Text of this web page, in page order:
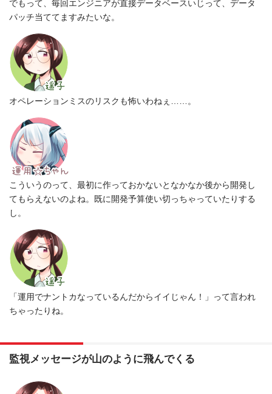
でもって、毎回エンジニアが直接データベースいじって、データ
パッチ当ててますみたいな。
オペレーションミスのリスクも怖いわねぇ……。
こういうのって、最初に作っておかないとなかなか後から開発し
てもらえないのよね。既に開発予算使い切っちゃっていたりする
し。
「運用でナントカなっているんだからイイじゃん！」って言われ
ちゃったりね。
監視メッセージが山のように飛んでくる